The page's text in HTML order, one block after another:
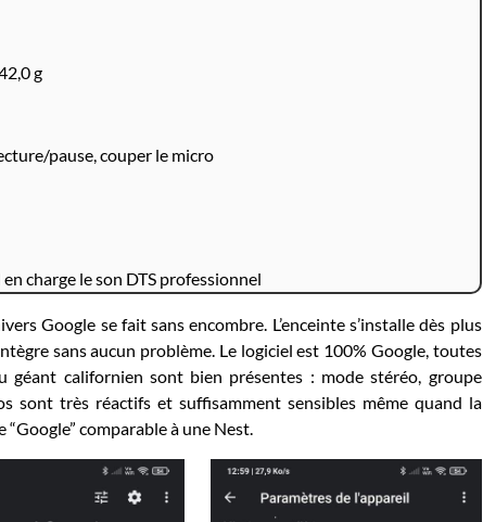
g
pause, couper le micro
charge le son DTS professionnel
Google se fait sans encombre. L’enceinte s’installe dès plus
sans aucun problème. Le logiciel est 100% Google, toutes
géant californien sont bien présentes : mode stéréo, groupe
sont très réactifs et suffisamment sensibles même quand la
“Google” comparable à une Nest.